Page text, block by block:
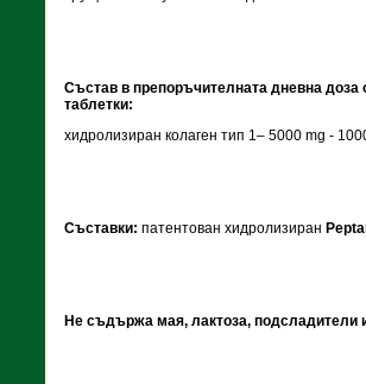
Състав в препоръчителната дневна доза
таблетки:
хидролизиран колаген тип 1– 5000 mg -
Съставки: патентован хидролизиран
Не съдържа мая, лактоза, подсладители